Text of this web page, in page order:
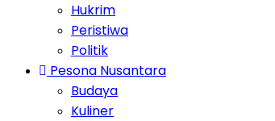
Hukrim
Peristiwa
Politik
Pesona Nusantara
Budaya
Kuliner